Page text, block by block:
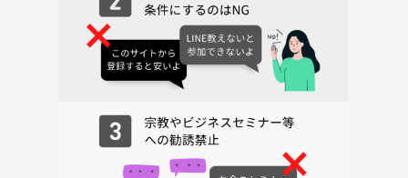
④ サッカー・フットサル歴（未経験可）
⑤ 参加・見学希望日
参加（決済）後に、上記をご記載の上、個別にメッセージをお送りくだ
ご不明点や不安な点がありましたら、お気軽にご連絡ください☆